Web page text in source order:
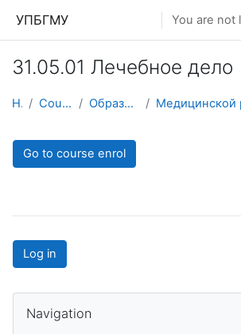
УПБГМУ You are not
31.05.01 Лечебное дело
Home Courses showcase 3KL Образование 2025-2026 уч.год
Go to course enrol
Log in
Navigation